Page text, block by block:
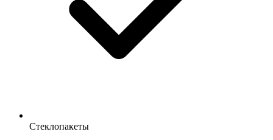
Стеклопакеты